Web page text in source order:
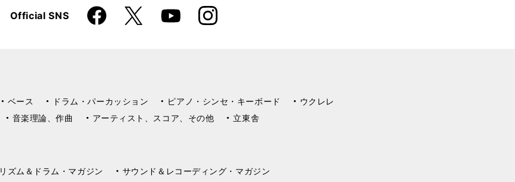
Official SNSFaceboo
k
X YouTube Instagra
m
ベース ドラム・パーカッション ピアノ・シンセ・キーボード
ウクレレ
音楽理論、作曲 アーティスト、スコア、その他 立東舎
リズム＆ドラム・マガジン
サウンド＆レコーディング・マガジン